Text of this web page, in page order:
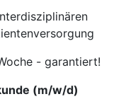
- garantiert!
(m/w/d)